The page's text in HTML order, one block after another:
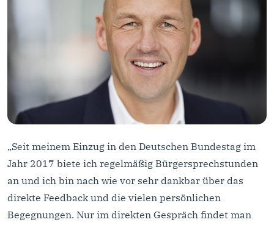
„Seit meinem Einzug in den Deutschen Bundestag im
Jahr 2017 biete ich regelmäßig Bürgersprechstunden
an und ich bin nach wie vor sehr dankbar über das
direkte Feedback und die vielen persönlichen
Begegnungen. Nur im direkten Gespräch findet man